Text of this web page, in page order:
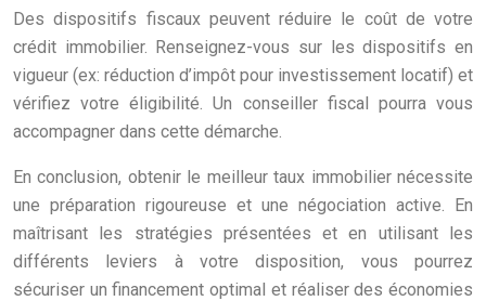
Des dispositifs fiscaux peuvent réduire le coût de votre
crédit immobilier. Renseignez-vous sur les dispositifs en
vigueur (ex: réduction d’impôt pour investissement locatif) et
vérifiez votre éligibilité. Un conseiller fiscal pourra vous
accompagner dans cette démarche.
En conclusion, obtenir le meilleur taux immobilier nécessite
une préparation rigoureuse et une négociation active. En
maîtrisant les stratégies présentées et en utilisant les
différents leviers à votre disposition, vous pourrez
sécuriser un financement optimal et réaliser des économies